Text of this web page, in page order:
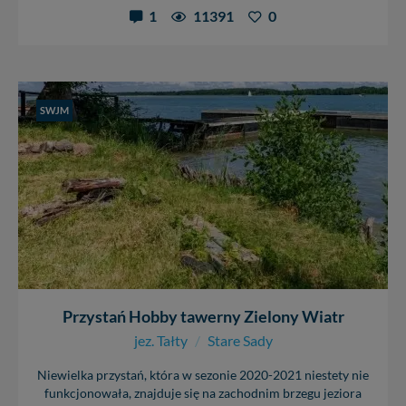
1 11391 0
SWJM
Przystań Hobby tawerny Zielony Wiatr
jez. Tałty / Stare Sady
Niewielka przystań, która w sezonie 2020-2021 niestety nie
funkcjonowała, znajduje się na zachodnim brzegu jeziora